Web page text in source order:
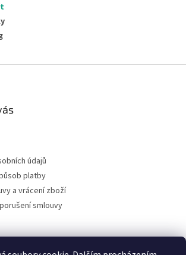
údajů
platby
a vrácení zboží
smlouvy